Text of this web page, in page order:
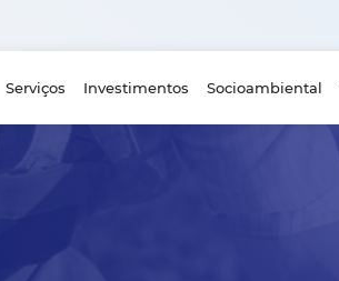
Serviços Investimentos Socioambiental